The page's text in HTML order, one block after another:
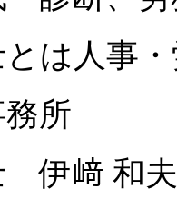
は人事
所
伊﨑 和夫